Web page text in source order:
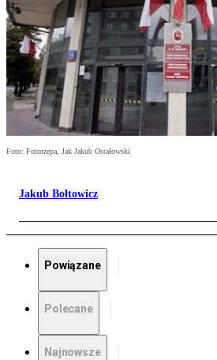
Foto: Fotorzepa, Jak Jakub Ostałowski
Jakub Bołtowicz
Powiązane
Polecane
Najnowsze